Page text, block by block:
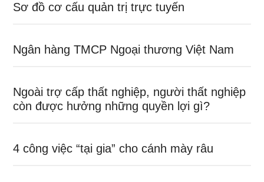
Sơ đồ cơ cấu quản trị trực tuyến
Ngân hàng TMCP Ngoại thương Việt Nam
Ngoài trợ cấp thất nghiệp, người thất nghiệp
còn được hưởng những quyền lợi gì?
4 công việc “tại gia” cho cánh mày râu